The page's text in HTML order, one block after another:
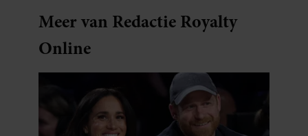
Meer van Redactie Royalty
Online